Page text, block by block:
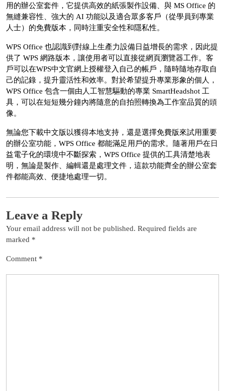
用的辦公室套件，它提供高效的紙張製作設備、與 MS Office 的
無縫兼容性、強大的 AI 功能以及適合眾多客戶（從學員到專業
人士）的免費版本，同時注重安全性和隱私性。
WPS Office 也認識到對線上生產力設備日益增長的需求，因此提
供了 WPS 網路版本，讓使用者可以直接從網頁瀏覽器工作。客
戶可以在WPS中文官網上授權登入自己的帳戶，隨時隨地存取自
己的記錄，提升靈活性和效率。對於希望提升專業形象的個人，
WPS Office 包含一個由人工智慧驅動的專業 SmartHeadshot 工
具，可以在短短幾分鐘內將隨意的自拍照轉換為工作室品質的頭
像。
無論您下載中文版以獲得本地支持，還是選擇免費版來試用重要
的辦公室功能，WPS Office 都能滿足用戶的需求。隨著用戶在日
益電子化的環境中不斷探索，WPS Office 提供的工具清楚地表
明，無論是製作、編輯還是處理文件，這款功能齊全的辦公室套
件都能高效、便捷地處理一切。
Leave a Reply
Your email address will not be published. Required fields are
marked *
Comment *